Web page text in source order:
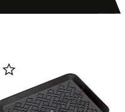
Lägg till i favoriter